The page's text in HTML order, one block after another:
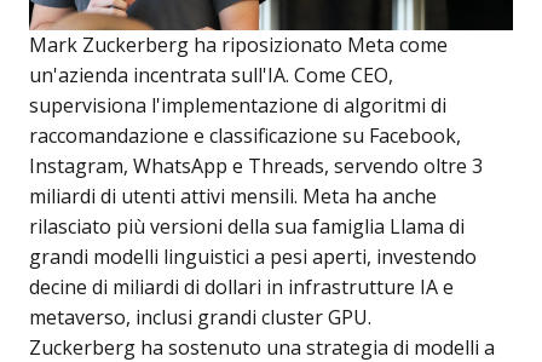
Mark Zuckerberg ha riposizionato Meta come
un'azienda incentrata sull'IA. Come CEO,
supervisiona l'implementazione di algoritmi di
raccomandazione e classificazione su Facebook,
Instagram, WhatsApp e Threads, servendo oltre 3
miliardi di utenti attivi mensili. Meta ha anche
rilasciato più versioni della sua famiglia Llama di
grandi modelli linguistici a pesi aperti, investendo
decine di miliardi di dollari in infrastrutture IA e
metaverso, inclusi grandi cluster GPU.
Zuckerberg ha sostenuto una strategia di modelli a